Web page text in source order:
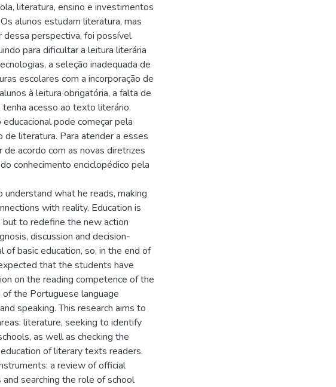
literatura, ensino e investimentos
alunos estudam literatura, mas
perspectiva, foi possível
para dificultar a leitura literária
a seleção inadequada de
escolares com a incorporação de
à leitura obrigatória, a falta de
acesso ao texto literário.
pode começar pela
literatura. Para atender a esses
acordo com as novas diretrizes
conhecimento enciclopédico pela
what he reads, making
with reality. Education is
to redefine the new action
discussion and decision-
of basic education, so, in the end of
that the students have
on the reading competence of the
the Portuguese language
speaking. This research aims to
literature, seeking to identify
as well as checking the
of literary texts readers.
a review of official
searching the role of school